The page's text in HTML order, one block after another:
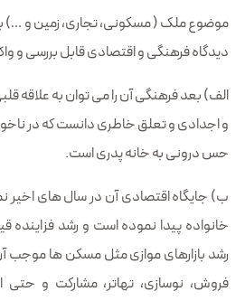
موضوع ملک ( مسکونی، تجاری، زمین و …)
دیدگاه فرهنگی و اقتصادی قابل بررسی و
الف) بعد فرهنگی آن را می توان به علاقه
و اجدادی و تعلق خاطری دانست که در
حس درونی به خانه پدری است.
ب) جایگاه اقتصادی آن در سال های اخیر
خانواده پیدا نموده است و رشد فزاینده
رشد بازارهای موازی مثل مسکن ها موجب
فروش، نوسازی، تهاتر، مشارکت و حتی